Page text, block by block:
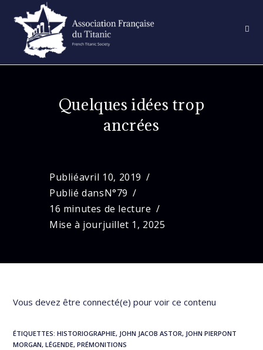
content
Quelques idées trop
ancrées
Publiéavril 10, 2019
Publié dansN°79
16 minutes de lecture
Mise à jourjuillet 1, 2025
Vous devez être connecté(e) pour voir ce contenu
ÉTIQUETTES:HISTORIOGRAPHIE, JOHN JACOB ASTOR, JOHN PIERPONT
MORGAN, LÉGENDE, PRÉMONITIONS